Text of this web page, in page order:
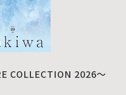
COLLECTION 2026～